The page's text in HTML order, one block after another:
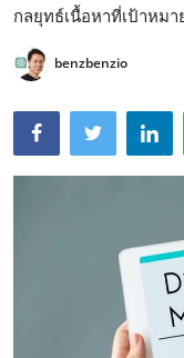
กลยุทธ์เนื้อหาที่เป้าหมา
benzbenzio